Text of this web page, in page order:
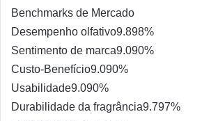
Benchmarks de Mercado
Desempenho olfativo9.898%
Sentimento de marca9.090%
Custo-Benefício9.090%
Usabilidade9.090%
Durabilidade da fragrância9.797%